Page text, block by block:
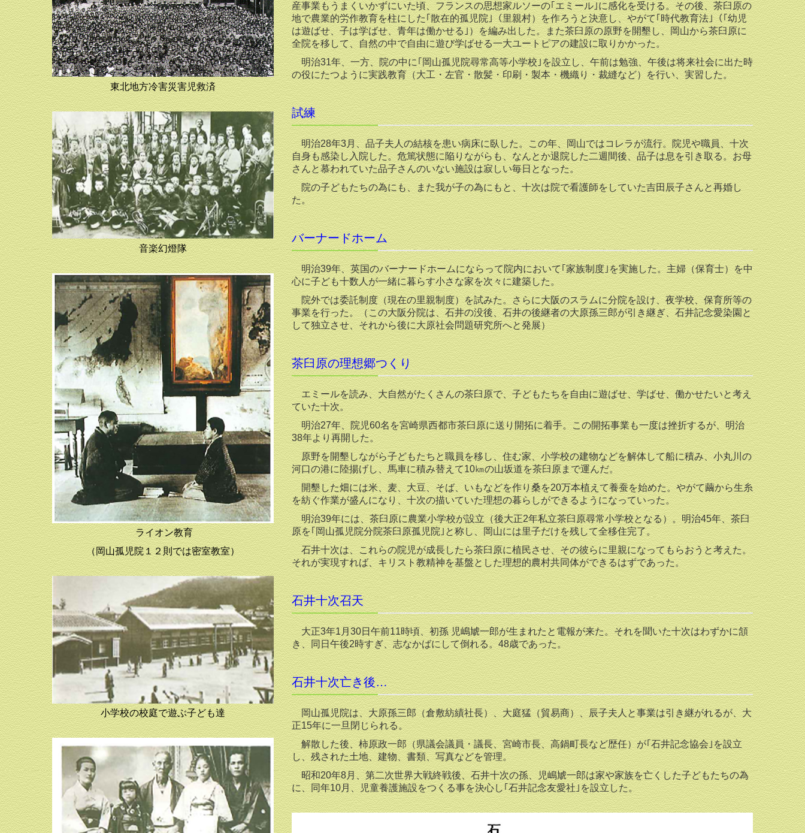
東北地方冷害災害児救済
音楽幻燈隊
ライオン教育
（岡山孤児院１２則では密室教室）
小学校の校庭で遊ぶ子ども達
産事業もうまくいかずにいた頃、フランスの思想家ルソーの｢エミール｣に感化を受ける。その後、茶臼原の
地で農業的労作教育を柱にした｢散在的孤児院｣（里親村）を作ろうと決意し、やがて｢時代教育法｣（｢幼児
は遊ばせ、子は学ばせ、青年は働かせる｣）を編み出した。また茶臼原の原野を開墾し、岡山から茶臼原に
全院を移して、自然の中で自由に遊び学ばせる一大ユートピアの建設に取りかかった。
明治31年、一方、院の中に｢岡山孤児院尋常高等小学校｣を設立し、午前は勉強、午後は将来社会に出た時
の役にたつように実践教育（大工・左官・散髪・印刷・製本・機織り・裁縫など）を行い、実習した。
試練
明治28年3月、品子夫人の結核を患い病床に臥した。この年、岡山ではコレラが流行。院児や職員、十次
自身も感染し入院した。危篤状態に陥りながらも、なんとか退院した二週間後、品子は息を引き取る。お母
さんと慕われていた品子さんのいない施設は寂しい毎日となった。
院の子どもたちの為にも、また我が子の為にもと、十次は院で看護師をしていた吉田辰子さんと再婚し
た。
バーナードホーム
明治39年、英国のバーナードホームにならって院内において｢家族制度｣を実施した。主婦（保育士）を中
心に子ども十数人が一緒に暮らす小さな家を次々に建築した。
院外では委託制度（現在の里親制度）を試みた。さらに大阪のスラムに分院を設け、夜学校、保育所等の
事業を行った。（この大阪分院は、石井の没後、石井の後継者の大原孫三郎が引き継ぎ、石井記念愛染園と
して独立させ、それから後に大原社会問題研究所へと発展）
茶臼原の理想郷つくり
エミールを読み、大自然がたくさんの茶臼原で、子どもたちを自由に遊ばせ、学ばせ、働かせたいと考え
ていた十次。
明治27年、院児60名を宮崎県西都市茶臼原に送り開拓に着手。この開拓事業も一度は挫折するが、明治
38年より再開した。
原野を開墾しながら子どもたちと職員を移し、住む家、小学校の建物などを解体して船に積み、小丸川の
河口の港に陸揚げし、馬車に積み替えて10㎞の山坂道を茶臼原まで運んだ。
開墾した畑には米、麦、大豆、そば、いもなどを作り桑を20万本植えて養蚕を始めた。やがて繭から生糸
を紡ぐ作業が盛んになり、十次の描いていた理想の暮らしができるようになっていった。
明治39年には、茶臼原に農業小学校が設立（後大正2年私立茶臼原尋常小学校となる）。明治45年、茶臼
原を｢岡山孤児院分院茶臼原孤児院｣と称し、岡山には里子だけを残して全移住完了。
石井十次は、これらの院児が成長したら茶臼原に植民させ、その彼らに里親になってもらおうと考えた。
それが実現すれば、キリスト教精神を基盤とした理想的農村共同体ができるはずであった。
石井十次召天
大正3年1月30日午前11時頃、初孫 児嶋虓一郎が生まれたと電報が来た。それを聞いた十次はわずかに頷
き、同日午後2時すぎ、志なかばにして倒れる。48歳であった。
石井十次亡き後…
岡山孤児院は、大原孫三郎（倉敷紡績社長）、大庭猛（貿易商）、辰子夫人と事業は引き継がれるが、大
正15年に一旦閉じられる。
解散した後、柿原政一郎（県議会議員・議長、宮崎市長、高鍋町長など歴任）が｢石井記念協会｣を設立
し、残された土地、建物、書類、写真などを管理。
昭和20年8月、第二次世界大戦終戦後、石井十次の孫、児嶋虓一郎は家や家族を亡くした子どもたちの為
に、同年10月、児童養護施設をつくる事を決心し｢石井記念友愛社｣を設立した。